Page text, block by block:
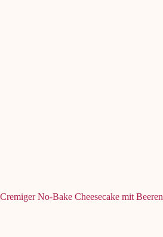
Cremiger No-Bake Cheesecake mit Beeren